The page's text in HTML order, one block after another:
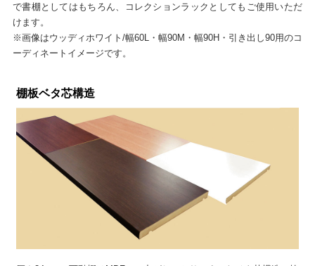
で書棚としてはもちろん、コレクションラックとしてもご使用いただ
けます。
※画像はウッディホワイト/幅60L・幅90M・幅90H・引き出し90用のコ
ーディネートイメージです。
棚板ベタ芯構造